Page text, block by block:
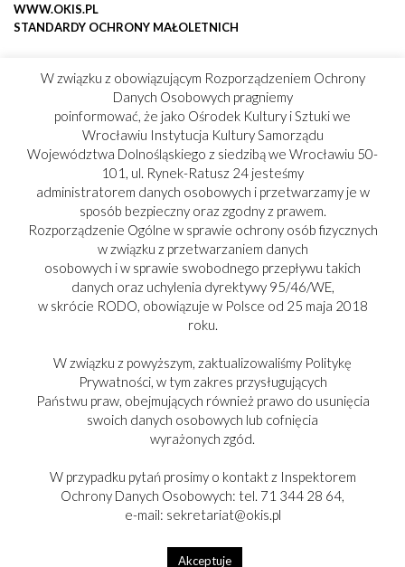
WWW.OKIS.PL
STANDARDY OCHRONY MAŁOLETNICH
W związku z obowiązującym Rozporządzeniem Ochrony
Danych Osobowych pragniemy
poinformować, że jako Ośrodek Kultury i Sztuki we
Wrocławiu Instytucja Kultury Samorządu
Województwa Dolnośląskiego z siedzibą we Wrocławiu 50-
101, ul. Rynek-Ratusz 24 jesteśmy
administratorem danych osobowych i przetwarzamy je w
sposób bezpieczny oraz zgodny z prawem.
Rozporządzenie Ogólne w sprawie ochrony osób fizycznych
w związku z przetwarzaniem danych
osobowych i w sprawie swobodnego przepływu takich
danych oraz uchylenia dyrektywy 95/46/WE,
w skrócie RODO, obowiązuje w Polsce od 25 maja 2018
roku.
W związku z powyższym, zaktualizowaliśmy Politykę
Prywatności, w tym zakres przysługujących
Państwu praw, obejmujących również prawo do usunięcia
swoich danych osobowych lub cofnięcia
wyrażonych zgód.
W przypadku pytań prosimy o kontakt z Inspektorem
Ochrony Danych Osobowych: tel. 71 344 28 64,
e-mail: sekretariat@okis.pl
Akceptuje